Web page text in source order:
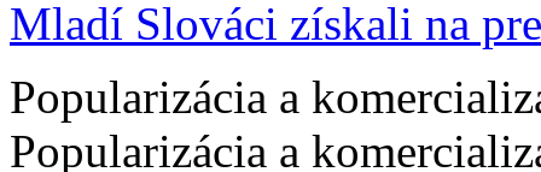
Mladí Slováci získali na
Popularizácia a
Popularizácia a